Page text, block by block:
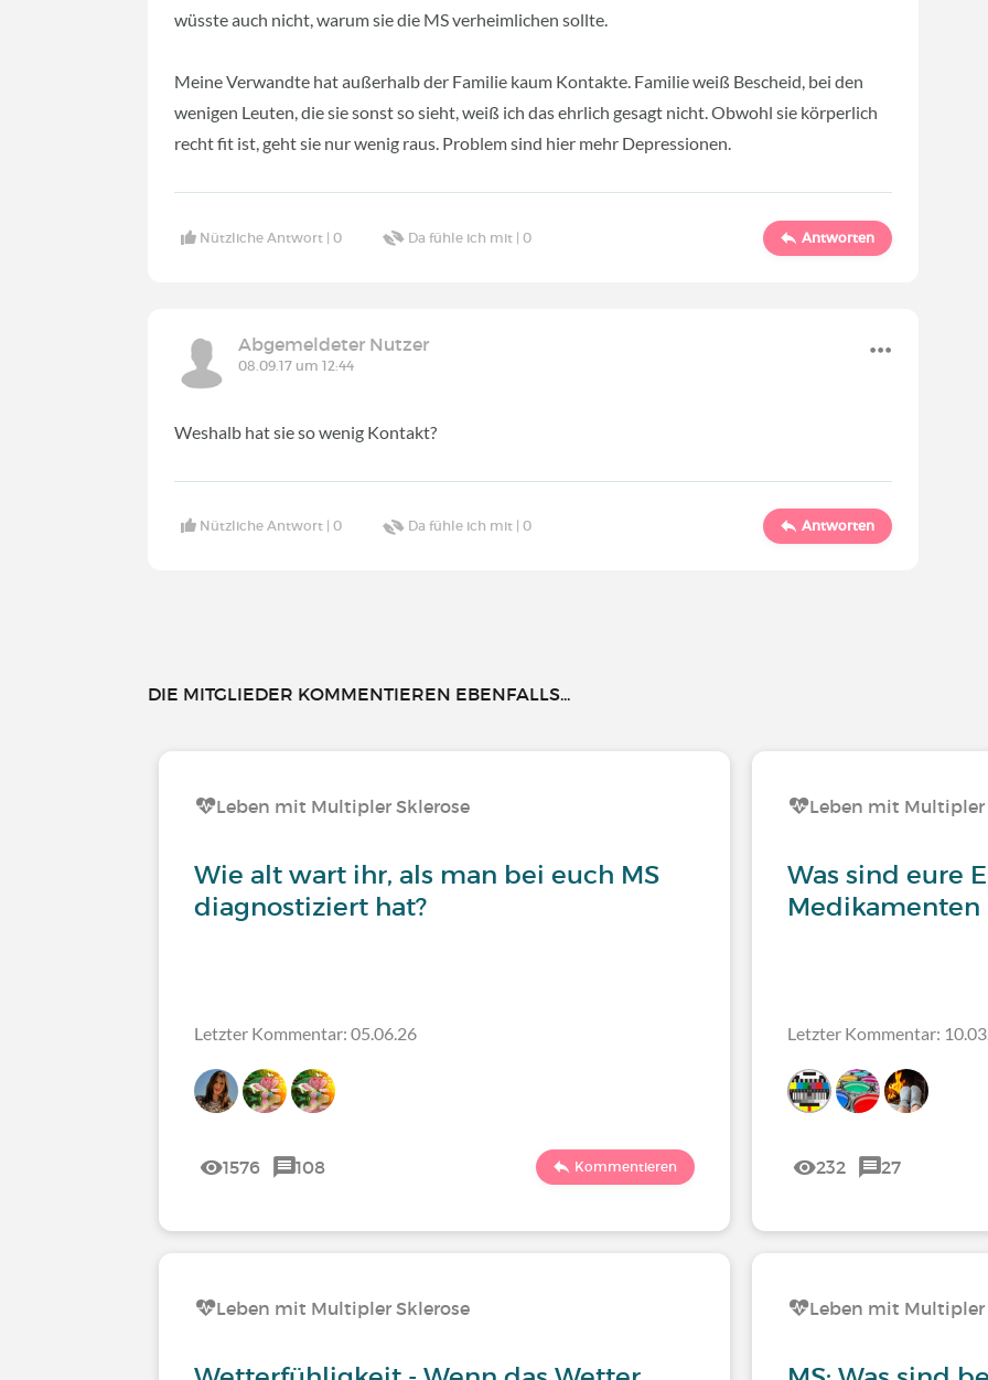
wüsste auch nicht, warum sie die MS verheimlichen sollte.
Meine Verwandte hat außerhalb der Familie kaum Kontakte. Familie weiß Bescheid, bei den
wenigen Leuten, die sie sonst so sieht, weiß ich das ehrlich gesagt nicht. Obwohl sie körperlich
recht fit ist, geht sie nur wenig raus. Problem sind hier mehr Depressionen.
Nützliche Antwort |0 Da fühle ich mit |0 Antworten
Abgemeldeter Nutzer
08.09.17 um 12:44
Weshalb hat sie so wenig Kontakt?
Nützliche Antwort |0 Da fühle ich mit |0 Antworten
DIE MITGLIEDER KOMMENTIEREN EBENFALLS...
Leben mit Multipler Sklerose
Wie alt wart ihr, als man bei euch MS
diagnostiziert hat?
Letzter Kommentar: 05.06.26
1576 108 Kommentieren
Leben mit Multipler Sklerose
Leben mit Multipler
Was sind eure
Letzter Kommentar:
232 27
Leben mit Multipler